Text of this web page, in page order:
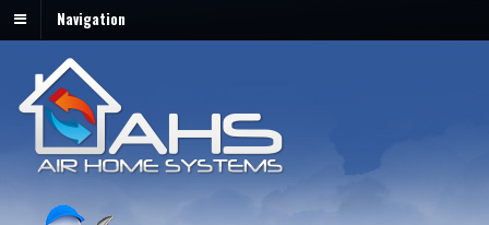
Navigation